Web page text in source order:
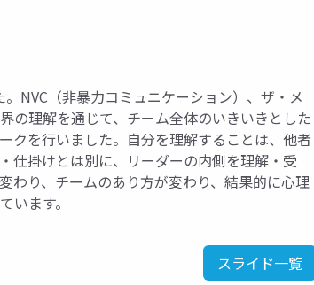
NVC（非暴力コミュニケーション）、ザ・メ
の理解を通じて、チーム全体のいきいきとした
クを行いました。自分を理解することは、他者
仕掛けとは別に、リーダーの内側を理解・受
わり、チームのあり方が変わり、結果的に心理
います。
スライド一覧